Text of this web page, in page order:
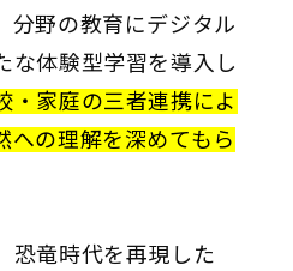
分野の教育にデジタル
な体験型学習を導入し
・家庭の三者連携によ
への理解を深めてもら
恐竜時代を再現した